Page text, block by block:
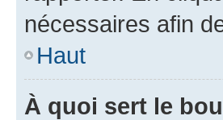
nécessaires afin
Haut
À quoi sert le